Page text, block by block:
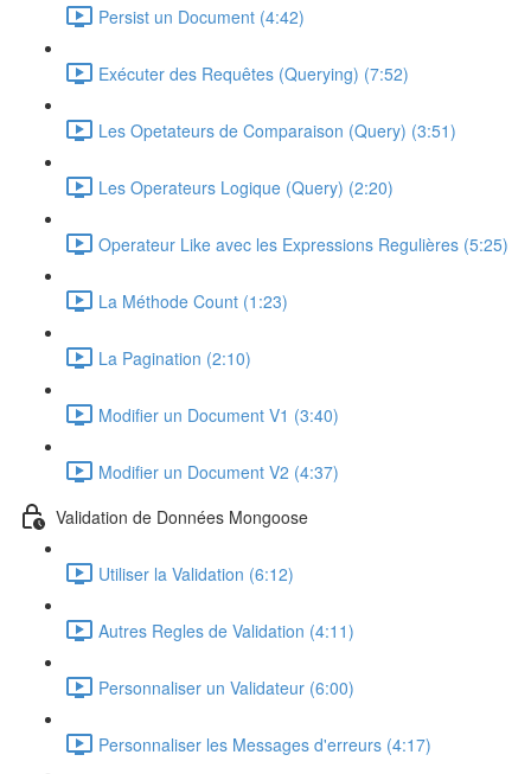
Persist un Document (4:42)
Exécuter des Requêtes (Querying) (7:52)
Les Opetateurs de Comparaison (Query) (3:51)
Les Operateurs Logique (Query) (2:20)
Operateur Like avec les Expressions Regulières (5:25)
La Méthode Count (1:23)
La Pagination (2:10)
Modifier un Document V1 (3:40)
Modifier un Document V2 (4:37)
Validation de Données Mongoose
Utiliser la Validation (6:12)
Autres Regles de Validation (4:11)
Personnaliser un Validateur (6:00)
Personnaliser les Messages d'erreurs (4:17)